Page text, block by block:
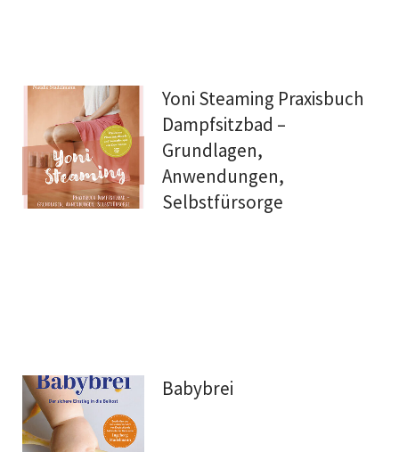
Yoni Steaming Praxisbuch
Dampfsitzbad –
Grundlagen,
Anwendungen,
Selbstfürsorge
Babybrei